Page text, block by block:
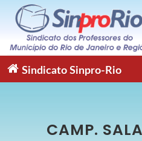
Sindicato Sinpro-Rio
CAMP.